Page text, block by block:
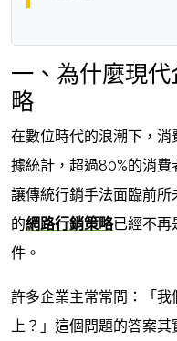
一、為什麼現
略
在數位時代的浪潮下，
據統計，超過80%的消
讓傳統行銷手法面臨前
的網路行銷策略已經不再
件。
許多企業主常常問：「
上？」這個問題的答案